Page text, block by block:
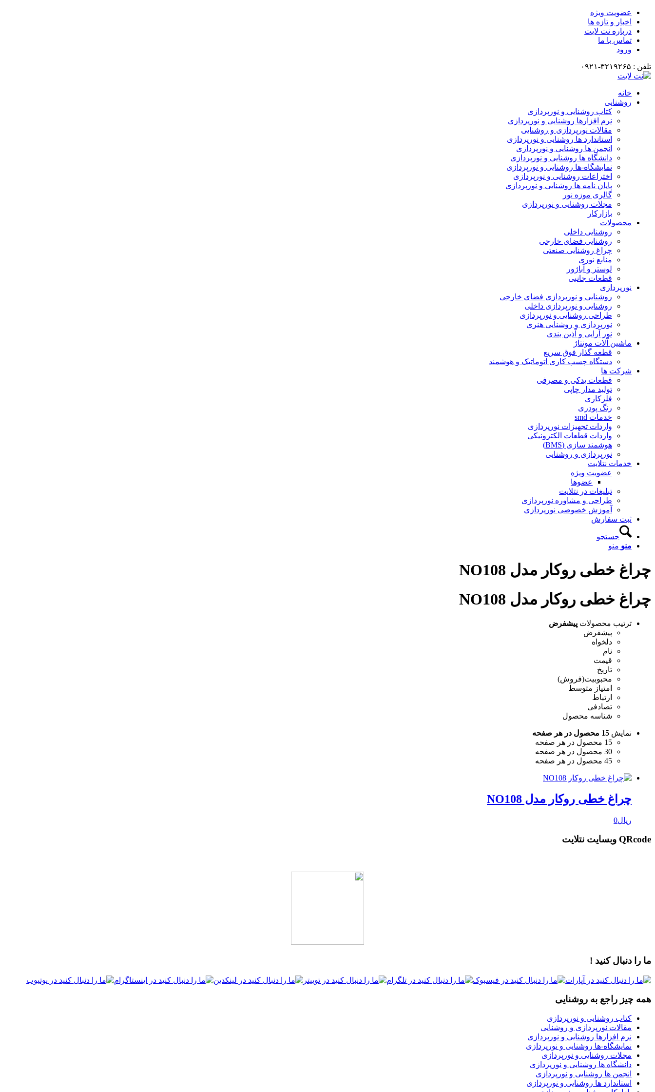
عضویت ویژه
اخبار و تازه ها
درباره نت لایت
تماس با ما
ورود
تلفن : ۳۲۱۹۲۶۵-۰۹۲۱
خانه
روشنایی
کتاب روشنایی و نورپردازی
نرم افزارها روشنایی و نورپردازی
مقالات نورپردازی و روشنایی
استاندارد ها روشنایی و نورپردازی
انجمن ها روشنایی و نورپردازی
دانشگاه ها روشنایی و نورپردازی
نمایشگاه-ها روشنایی و نورپردازی
اختراعات روشنایی و نورپردازی
پایان نامه ها روشنایی و نورپردازی
گالری موزه نور
مجلات روشنایی و نورپردازی
بازارکار
محصولات
روشنایی داخلی
روشنایی فضای خارجی
چراغ روشنایی صنعتی
منابع نوری
لوستر و آباژور
قطعات جانبی
نورپردازی
روشنایی و نورپردازی فضای خارجی
روشنایی و نورپردازی داخلی
طراحی روشنایی و نورپردازی
نورپردازی و روشنایی هنری
نور آرایی و آذین بندی
ماشین آلات مونتاژ
قطعه گذار فوق سریع
دستگاه چسب کاری اتوماتیک و هوشمند
شرکت ها
قطعات یدکی و مصرفی
تولید مدار چاپی
فلزکاری
رنگ پودری
خدمات smd
واردات تجهیزات نورپردازی
واردات قطعات الکترونیکی
هوشمند سازی (BMS)
نورپردازی و روشنایی
خدمات نتلایت
عضویت ویژه
عضوها
تبلیغات در نتلایت
طراحی و مشاوره نورپردازی
آموزش خصوصی نورپردازی
ثبت سفارش
جستجو
منو منو
چراغ خطی روکار مدل NO108
چراغ خطی روکار مدل NO108
ترتیب محصولات پیشفرض
پیشفرض
دلخواه
نام
قیمت
تاریخ
محبوبیت(فروش)
امتیاز متوسط
ارتباط
تصادفی
شناسه محصول
نمایش 15 محصول در هر صفحه
15 محصول در هر صفحه
30 محصول در هر صفحه
45 محصول در هر صفحه
چراغ خطی روکار مدل NO108
ریال0
QRcode وبسایت نتلایت
ما را دنبال کنید !
همه چیز راجع به روشنایی
کتاب روشنایی و نورپردازی
مقالات نورپردازی و روشنایی
نرم افزارها روشنایی و نورپردازی
نمایشگاه-ها روشنایی و نورپردازی
مجلات روشنایی و نورپردازی
دانشگاه ها روشنایی و نورپردازی
انجمن ها روشنایی و نورپردازی
استاندارد ها روشنایی و نورپردازی